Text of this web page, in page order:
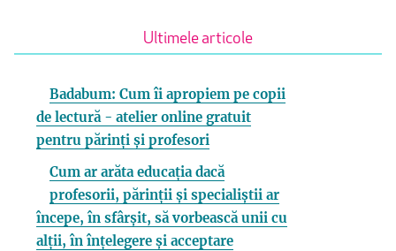
Ultimele articole
Badabum: Cum îi apropiem pe copii
de lectură - atelier online gratuit
pentru părinți și profesori
Cum ar arăta educația dacă
profesorii, părinții și specialiștii ar
începe, în sfârșit, să vorbească unii cu
alții, în înțelegere și acceptare